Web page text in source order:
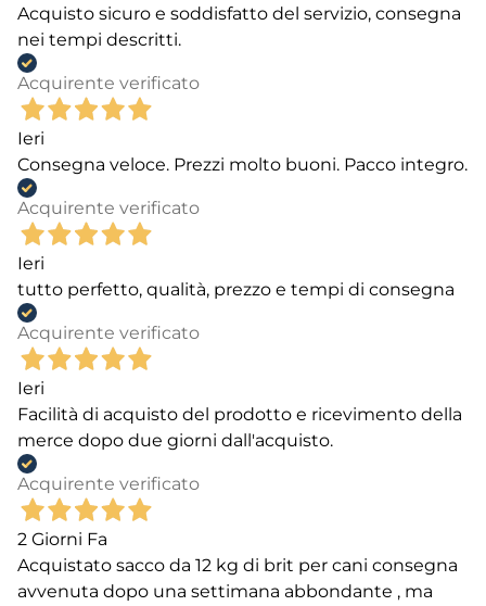
Acquisto sicuro e soddisfatto del servizio, consegna
nei tempi descritti.
Acquirente verificato
Ieri
Consegna veloce. Prezzi molto buoni. Pacco integro.
Acquirente verificato
Ieri
tutto perfetto, qualità, prezzo e tempi di consegna
Acquirente verificato
Ieri
Facilità di acquisto del prodotto e ricevimento della
merce dopo due giorni dall'acquisto.
Acquirente verificato
2 Giorni Fa
Acquistato sacco da 12 kg di brit per cani consegna
avvenuta dopo una settimana abbondante , ma